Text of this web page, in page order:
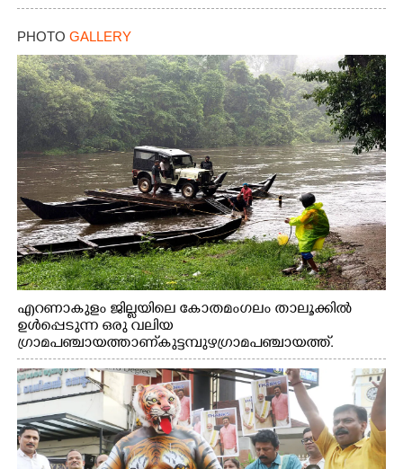
PHOTO GALLERY
എറണാകുളം ജില്ലയിലെ കോതമംഗലം താലൂക്കിൽ
ഉൾപ്പെടുന്ന ഒരു വലിയ
ഗ്രാമപഞ്ചായത്താണ് കുട്ടമ്പുഴ ഗ്രാമ പഞ്ചായത്ത്.
ആദിവാസി ഊരുകളായ വെള്ളാരംകുത്ത്, കത്തിപ്പാറ,
ഉറിയംപെട്ടി, തേക്കല്ല്, വെട്ടിക്കല്ല്, മഞ്ചപ്പാറ എന്നീ ആറു
സ്ഥലങ്ങളിലേക്കുള്ള പ്രധാന സഞ്ചാര മാർഗമാണ് ഈ
കാണുന്ന കടത്ത് വള്ളം